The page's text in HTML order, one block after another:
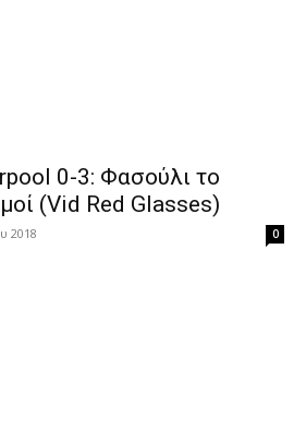
0-3: Φασούλι το
(Vid Red Glasses)
2018 0